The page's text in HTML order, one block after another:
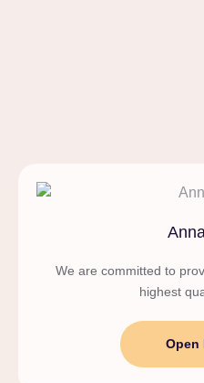
We are committed to
highest
Open